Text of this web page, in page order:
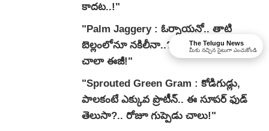
కాదట..!"
"Palm Jaggery : ఓర్నాయనో.. తాటి
బెల్లంలోనూ నకిలీనా..? గుర్తించడం మాత్రం
చాలా ఈజీ!"
"Sprouted Green Gram : కోడిగుడ్లు,
పాలకంటే ఎక్కువ ప్రొటీన్.. ఈ సూపర్ ఫుడ్
తెలుసా?.. రోజూ గుప్పెడు చాలు!"
The Telugu News
మీకు నచ్చిన సైటుగా ఎంచుకోండి